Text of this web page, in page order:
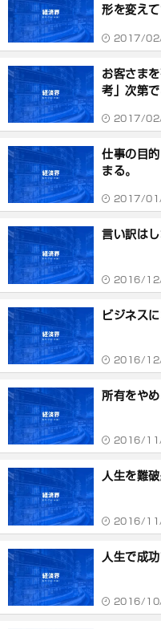
形を変えて
2017/
お客さま
考」次第で
2017/
仕事の目
まる。
2017/
言い訳はし
2016/
ビジネス
2016/
所有をや
2016/
人生を難
2016/
人生で成
2016/